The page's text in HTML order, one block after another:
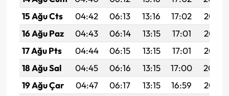
15 Ağu Cts
04:42 06:13 13:16 17:02
20:08
16 Ağu Paz
04:43 06:14 13:15 17:01
20:07
17 Ağu Pts
04:44 06:15 13:15 17:01
20:05
18 Ağu Sal
04:45 06:16 13:15 17:00
20:04
19 Ağu Çar
04:47 06:17 13:15 16:59
20:03